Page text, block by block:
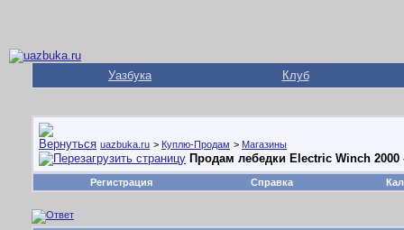
Уазбука Клуб
uazbuka.ru > Куплю-Продам > Магазины
Продам лебедки Electric Winch 2000
Регистрация Справка